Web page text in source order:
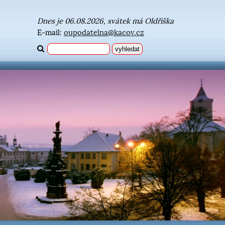
Dnes je 06.08.2026, svátek má Oldřiška
E-mail: oupodatelna@kacov.cz